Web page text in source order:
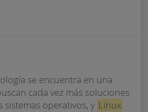
se encuentra en una
cada vez más soluciones
sistemas operativos, y Linux